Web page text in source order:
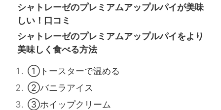
シャトレーゼのプレミアムアップルパイが美味
しい！口コミ
シャトレーゼのプレミアムアップルパイをより
美味しく食べる方法
①トースターで温める
②バニラアイス
③ホイップクリーム